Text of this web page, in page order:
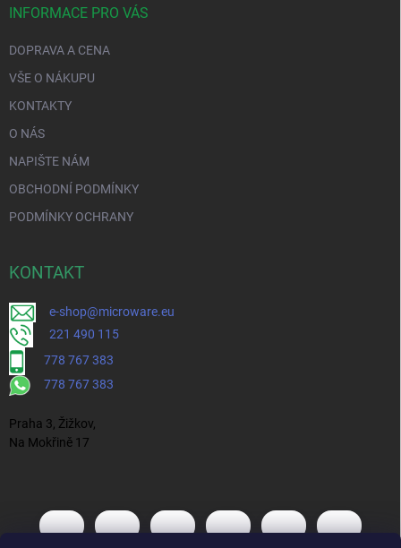
INFORMACE PRO VÁS
DOPRAVA A CENA
VŠE O NÁKUPU
KONTAKTY
O NÁS
NAPIŠTE NÁM
OBCHODNÍ PODMÍNKY
PODMÍNKY OCHRANY
KONTAKT
e-shop@microware.eu
221 490 115
778 767 383
778 767 383
Praha 3, Žižkov,
Na Mokřině 17